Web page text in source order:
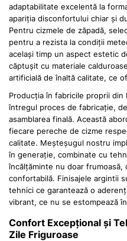
adaptabilitate excelentă la
apariția disconfortului chiar și
Pentru cizmele de zăpadă,
pentru a rezista la condiții
același timp un aspect estetic
căptușit cu materiale
artificială de înaltă calitate, ce
Producția în fabricile proprii
întregul proces de fabricație,
asamblarea finală. Această
fiecare pereche de cizme
calitate. Meșteșugul nostru
în generație, combinate cu
încălțăminte nu doar
confortabilă. Finisajele argintii
tehnici ce garantează o
vibrant, ce nu se estompează
Confort Excepțional și
Zile Friguroase